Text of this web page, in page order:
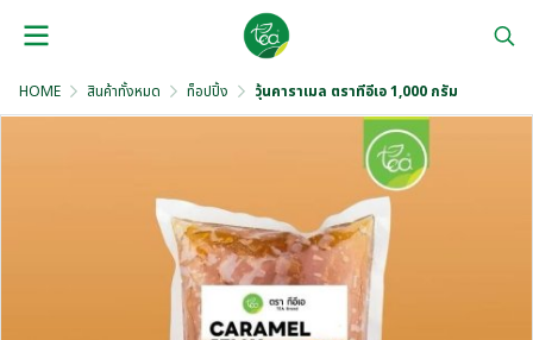
HOME สินค้าทั้งหมด ท็อปปิ้ง วุ้นคาราเมล ตราทีอีเอ 1,000 กรัม